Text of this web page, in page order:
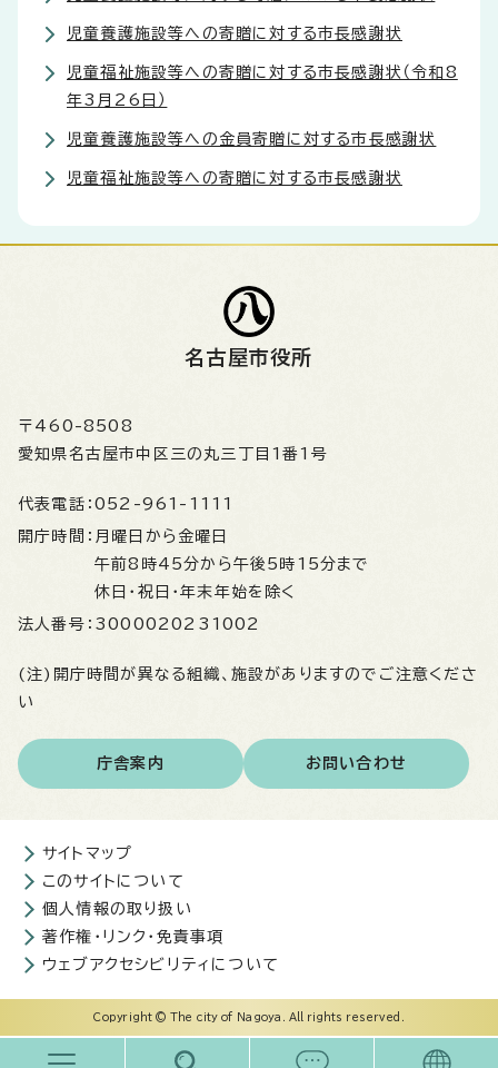
児童養護施設等への寄贈に対する市長感謝状
児童福祉施設等への寄贈に対する市長感謝状（令和8
年3月26日）
児童養護施設等への金員寄贈に対する市長感謝状
児童福祉施設等への寄贈に対する市長感謝状
名古屋市役所
〒460-8508
愛知県名古屋市中区三の丸三丁目1番1号
代表電話： 052-961-1111
開庁時間： 月曜日から金曜日
午前8時45分から午後5時15分まで
休日・祝日・年末年始を除く
法人番号： 3000020231002
(注)開庁時間が異なる組織、施設がありますのでご注意くださ
い
庁舎案内 お問い合わせ
サイトマップ
このサイトについて
個人情報の取り扱い
著作権・リンク・免責事項
ウェブアクセシビリティについて
Copyright © The city of Nagoya. All rights reserved.